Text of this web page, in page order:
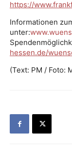
https://
Informationen
unter:
hessen.de/
(Text: PM / Foto: